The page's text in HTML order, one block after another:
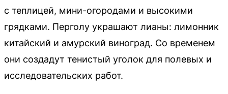
с теплицей, мини-огородами и высокими
грядками. Перголу украшают лианы: лимонник
китайский и амурский виноград. Со временем
они создадут тенистый уголок для полевых и
исследовательских работ.